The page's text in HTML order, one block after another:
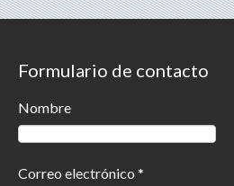
Formulario de contacto
Nombre
Correo electrónico *